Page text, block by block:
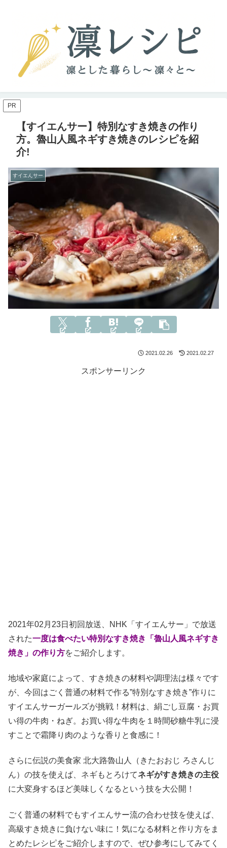
PR
【すイエんサー】特別なすき焼きの作り
方。魯山人風ネギすき焼きのレシピを紹
介!
すイエんサー
2021.02.26 2021.02.27
スポンサーリンク
2021年02月23日初回放送、NHK「すイエんサー」で放送
された一度は食べたい特別なすき焼き「魯山人風ネギすき
焼き」の作り方をご紹介します。
地域や家庭によって、すき焼きの材料や調理法は様々です
が、今回はごく普通の材料で作る”特別なすき焼き”作りに
すイエんサーガールズが挑戦！材料は、絹ごし豆腐・お買
い得の牛肉・ねぎ。お買い得な牛肉を１時間砂糖牛乳に浸
すことで霜降り肉のような香りと食感に！
さらに伝説の美食家 北大路魯山人（きたおおじ ろさんじ
ん）の技を使えば、ネギもとろけてネギがすき焼きの主役
に大変身するほど美味しくなるという技を大公開！
ごく普通の材料でもすイエんサー流の合わせ技を使えば、
高級すき焼きに負けない味に！気になる材料と作り方をま
とめたレシピをご紹介しますので、ぜひ参考にしてみてく